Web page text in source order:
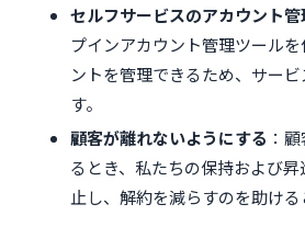
セルフサービスのアカウント管
プインアカウント管理ツール
ントを管理できるため、サー
す。
顧客が離れないようにする ：
るとき、私たちの保持および
止し、解約を減らすのを助ける